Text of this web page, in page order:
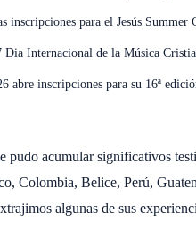
inscripciones para el Jesús Summer
Dia Internacional de la Música
abre inscripciones para su 16ª
pudo acumular significativos
Colombia, Belice, Perú,
algunas de sus